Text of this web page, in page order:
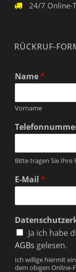
24/7 Online-
RÜCKRUF-
Name*
Vorname
Bitte tragen Sie
E-Mail *
Ja ich habe
AGBs gelesen.
Ich willige hiermit
dem obigen